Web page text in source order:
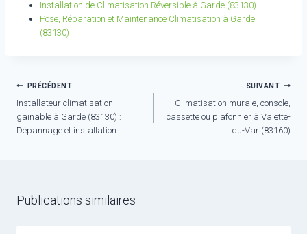
Installation de Climatisation Réversible à Garde (83130)
Pose, Réparation et Maintenance Climatisation à Garde
(83130)
Navigation
de
l’article
PRÉCÉDENT
Installateur climatisation
gainable à Garde (83130) :
Dépannage et installation
SUIVANT
Climatisation murale, console,
cassette ou plafonnier à Valette-
du-Var (83160)
Publications similaires